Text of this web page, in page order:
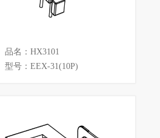
品名：HX3101
型号：EEX-31(10P)